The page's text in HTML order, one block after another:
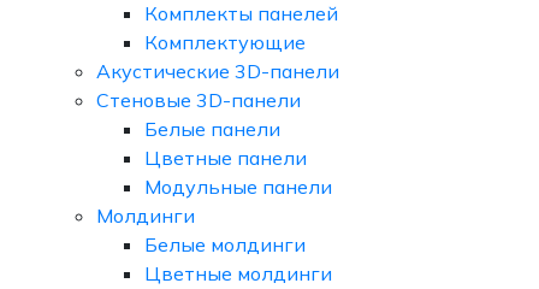
Комплекты панелей
Комплектующие
Акустические 3D-панели
Стеновые 3D-панели
Белые панели
Цветные панели
Модульные панели
Молдинги
Белые молдинги
Цветные молдинги